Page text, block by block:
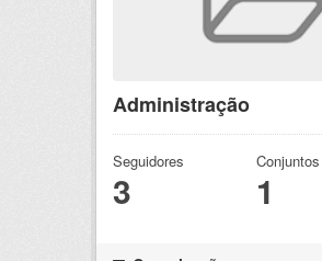
Administração
Seguidores
3 1